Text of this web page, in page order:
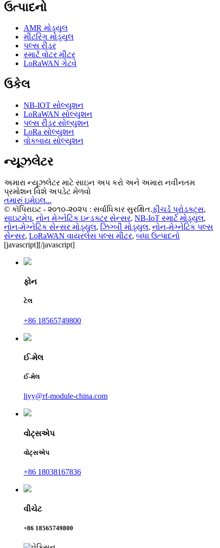
ઉત્પાદનો
AMR મોડ્યુલ
મીટરિંગ મોડ્યુલ
પલ્સ રીડર
સ્માર્ટ વોટર મીટર
LoRaWAN ગેટવે
ઉકેલ
NB-IOT સોલ્યુશન
LoRaWAN સોલ્યુશન
પલ્સ રીડર સોલ્યુશન
LoRa સોલ્યુશન
વોકબાય સોલ્યુશન
ન્યૂઝલેટર
અમારા ન્યૂઝલેટર માટે સાઇન અપ કરો અને અમારા નવીનતમ
પ્રમોશન વિશે અપડેટ મેળવો
તમારું ઇમેઇલ...
© કૉપિરાઇટ - ૨૦૧૦-૨૦૨૫ : સર્વાધિકાર સુરક્ષિત.ફીચર્ડ પ્રોડક્ટ્સ,
સાઇટમેપ, નોન મેગ્નેટિક ઇન્ડક્ટર સેન્સર, NB-IoT સ્માર્ટ મોડ્યુલ,
નોન-મેગ્નેટિક સેન્સર મોડ્યુલ, ઝિગ્બી મોડ્યુલ, નોન-મેગ્નેટિક પલ્સ
સેન્સર, LoRaWAN વાયરલેસ પલ્સ મીટર, બધા ઉત્પાદનો
[javascript][/javascript]
ફોન
ટેલ
+86 18565749800
ઈ-મેલ
ઈ-મેલ
liyy@rf-module-china.com
વોટ્સએપ
વોટ્સએપ
+86 18038167836
વીચેટ
+86 18565749800